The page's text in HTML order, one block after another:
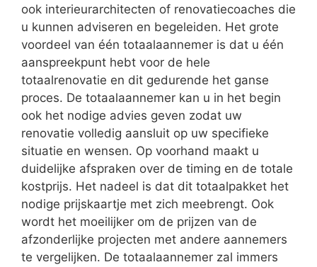
ook interieurarchitecten of renovatiecoaches die
u kunnen adviseren en begeleiden. Het grote
voordeel van één totaalaannemer is dat u één
aanspreekpunt hebt voor de hele
totaalrenovatie en dit gedurende het ganse
proces. De totaalaannemer kan u in het begin
ook het nodige advies geven zodat uw
renovatie volledig aansluit op uw specifieke
situatie en wensen. Op voorhand maakt u
duidelijke afspraken over de timing en de totale
kostprijs. Het nadeel is dat dit totaalpakket het
nodige prijskaartje met zich meebrengt. Ook
wordt het moeilijker om de prijzen van de
afzonderlijke projecten met andere aannemers
te vergelijken. De totaalaannemer zal immers